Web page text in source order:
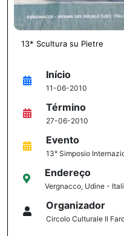
13* Scultura su Pietre
Início
11-06-2010
Término
27-06-2010
Evento
13° Simposio
Endereço
Vergnacco, Udine -
Organizador
Circolo Culturale Il